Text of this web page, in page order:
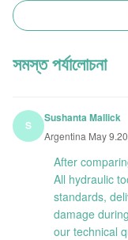
সমস্ত পর্যালোচনা
S
Sushanta Mallick
Argentina May
After
All hydraulic
standards,
damage
our technical